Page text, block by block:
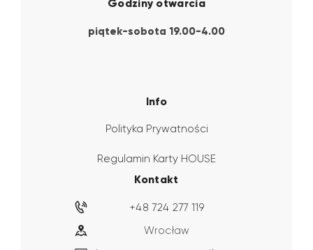
Godziny otwarcia
piątek-sobota 19.00-4.00
Info
Polityka Prywatności
Regulamin Karty HOUSE
Kontakt
Wrocław
+48 724 277 119